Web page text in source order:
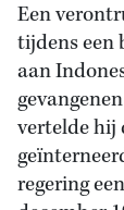
Een
tijdens een
aan
vertelde hij
regering